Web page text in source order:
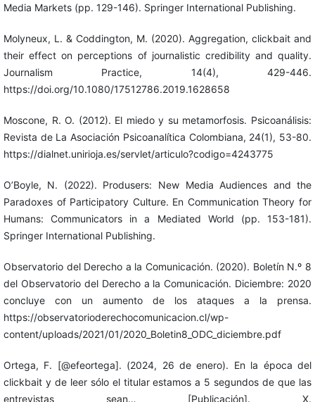
Media Markets (pp. 129-146). Springer International Publishing.
Molyneux, L. & Coddington, M. (2020). Aggregation, clickbait and
their effect on perceptions of journalistic credibility and quality.
Journalism Practice, 14(4), 429-446.
https://doi.org/10.1080/17512786.2019.1628658
Moscone, R. O. (2012). El miedo y su metamorfosis. Psicoanálisis:
Revista de La Asociación Psicoanalítica Colombiana, 24(1), 53-80.
https://dialnet.unirioja.es/servlet/articulo?codigo=4243775
O’Boyle, N. (2022). Produsers: New Media Audiences and the
Paradoxes of Participatory Culture. En Communication Theory for
Humans: Communicators in a Mediated World (pp. 153-181).
Springer International Publishing.
Observatorio del Derecho a la Comunicación. (2020). Boletín N.º 8
del Observatorio del Derecho a la Comunicación. Diciembre: 2020
concluye con un aumento de los ataques a la prensa.
https://observatorioderechocomunicacion.cl/wp-
content/uploads/2021/01/2020_Boletin8_ODC_diciembre.pdf
Ortega, F. [@efeortega]. (2024, 26 de enero). En la época del
clickbait y de leer sólo el titular estamos a 5 segundos de que las
entrevistas sean… [Publicación]. X.